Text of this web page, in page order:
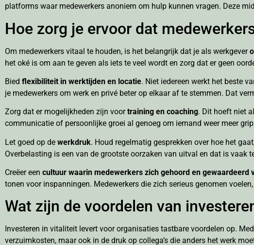
platforms waar medewerkers anoniem om hulp kunnen vragen. Deze
Hoe zorg je ervoor dat
Om medewerkers vitaal te houden, is het belangrijk dat je als werkgever
het oké is om aan te geven als iets te veel wordt en zorg dat er geen
Bied flexibiliteit in werktijden en locatie. Niet iedereen werkt het beste
je medewerkers om werk en privé beter op elkaar af te stemmen. Dat
Zorg dat er mogelijkheden zijn voortraining en coaching. Dit hoeft niet
communicatie of persoonlijke groei al genoeg om iemand weer meer
Let goed op de werkdruk. Houd regelmatig gesprekken over hoe het
Overbelasting is een van de grootste oorzaken van uitval en dat is vaak
Creëer een cultuur waarin medewerkers zich gehoord en gewaardeerd
tonen voor inspanningen. Medewerkers die zich serieus genomen
Wat zijn de voordelen van
Investeren in vitaliteit levert voor organisaties tastbare voordelen op.
verzuimkosten, maar ook in de druk op collega’s die anders het werk